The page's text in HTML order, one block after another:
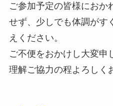
ご参加予定の皆様におか
せず、少しでも体調がす
えください。
ご不便をおかけし大変申
理解ご協力の程よろしく